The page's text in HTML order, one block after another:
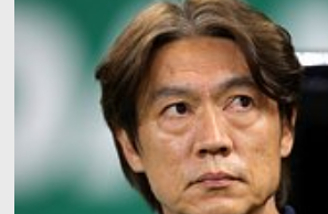
победила
Кот’д
Ивуар
и
вышла
1/8
финала
ЧМ-2026